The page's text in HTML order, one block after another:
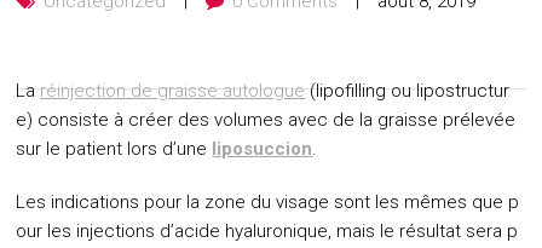
Laréinjection de graisse autologue(lipofilling ou lipostructur
e) consiste à créer des volumes avec de la graisse prélevée
sur le patient lors d’une liposuccion.
Les indications pour la zone du visage sont les mêmes que p
our les injections d’acide hyaluronique, mais le résultat sera p